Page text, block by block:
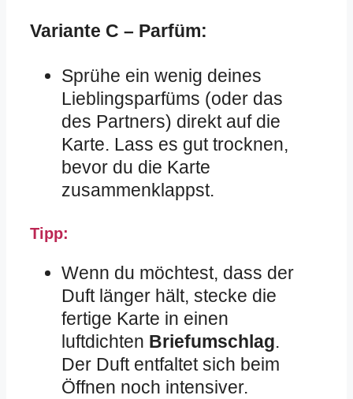
Variante C – Parfüm:
Sprühe ein wenig deines
Lieblingsparfüms (oder das
des Partners) direkt auf die
Karte. Lass es gut trocknen,
bevor du die Karte
zusammenklappst.
Tipp:
Wenn du möchtest, dass der
Duft länger hält, stecke die
fertige Karte in einen
luftdichten Briefumschlag.
Der Duft entfaltet sich beim
Öffnen noch intensiver.